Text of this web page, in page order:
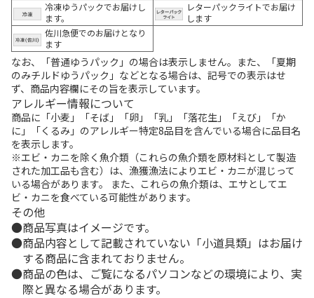
冷凍ゆうパックでお届けし
ます。
レターパックライトでお届け
します
佐川急便でのお届けとなり
ます
なお、「普通ゆうパック」の場合は表示しません。また、「夏期
のみチルドゆうパック」などとなる場合は、記号での表示はせ
ず、商品内容欄にその旨を表示しています。
アレルギー情報について
商品に「小麦」「そば」「卵」「乳」「落花生」「えび」「か
に」「くるみ」のアレルギー特定8品目を含んでいる場合に品目名
を表示します。
※エビ・カニを除く魚介類（これらの魚介類を原材料として製造
された加工品も含む）は、漁獲漁法によりエビ・カニが混じって
いる場合があります。 また、これらの魚介類は、エサとしてエ
ビ・カニを食べている可能性があります。
その他
商品写真はイメージです。
商品内容として記載されていない「小道具類」はお届け
する商品に含まれておりません。
商品の色は、ご覧になるパソコンなどの環境により、実
際と異なる場合があります。